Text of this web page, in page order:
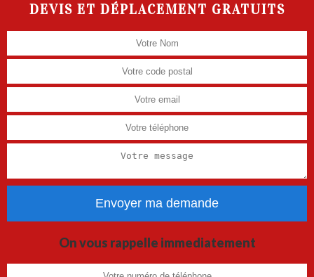
DEVIS ET DÉPLACEMENT GRATUITS
On vous rappelle immediatement